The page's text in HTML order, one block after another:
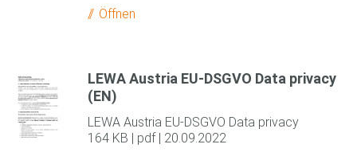
Öffnen
LEWA Austria EU-DSGVO Data privacy
(EN)
LEWA Austria EU-DSGVO Data privacy
164 KB | pdf | 20.09.2022